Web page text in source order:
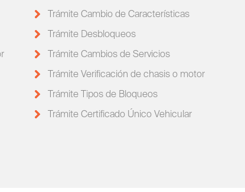
Trámite Cambio de Características
Trámite Desbloqueos
Trámite Cambios de Servicios
Trámite Verificación de chasis o motor
Trámite Tipos de Bloqueos
Trámite Certificado Único Vehicular